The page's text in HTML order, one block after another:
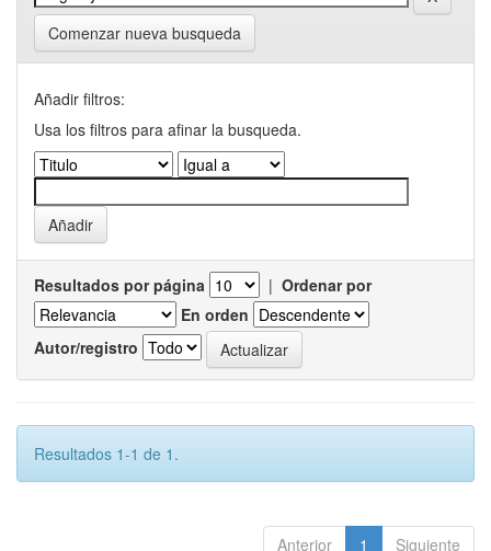
Comenzar nueva busqueda
Añadir filtros:
Usa los filtros para afinar la busqueda.
Resultados por página | Ordenar por
En orden
Autor/registro
Resultados 1-1 de 1.
Anterior 1 Siguiente